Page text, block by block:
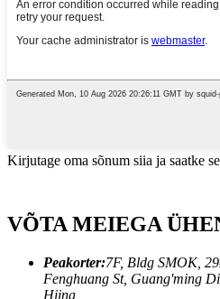
Kirjutage oma sõnum siia ja saatke
VÕTA MEIEGA
Peakorter:7F, Bldg SMOK,
Fenghuang St, Guang'ming
Hiina